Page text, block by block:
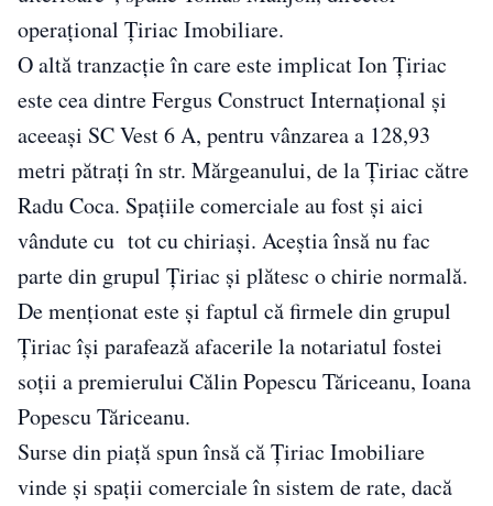
operațional Țiriac Imobiliare.
O altă tranzacție în care este implicat Ion Țiriac
este cea dintre Fergus Construct Internațional și
aceeași SC Vest 6 A, pentru vânzarea a 128,93
metri pătrați în str. Mărgeanului, de la Țiriac către
Radu Coca. Spațiile comerciale au fost și aici
vândute cu tot cu chiriași. Aceștia însă nu fac
parte din grupul Țiriac și plătesc o chirie normală.
De menţionat este şi faptul că firmele din grupul
Țiriac își parafează afacerile la notariatul fostei
soții a premierului Călin Popescu Tăriceanu, Ioana
Popescu Tăriceanu.
Surse din piață spun însă că Țiriac Imobiliare
vinde și spații comerciale în sistem de rate, dacă